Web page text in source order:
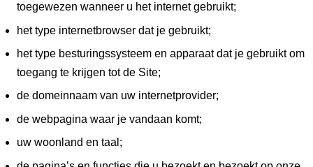
toegewezen wanneer u het internet gebruikt;
het type internetbrowser dat je gebruikt;
het type besturingssysteem en apparaat dat je gebruikt om
toegang te krijgen tot de Site;
de domeinnaam van uw internetprovider;
de webpagina waar je vandaan komt;
uw woonland en taal;